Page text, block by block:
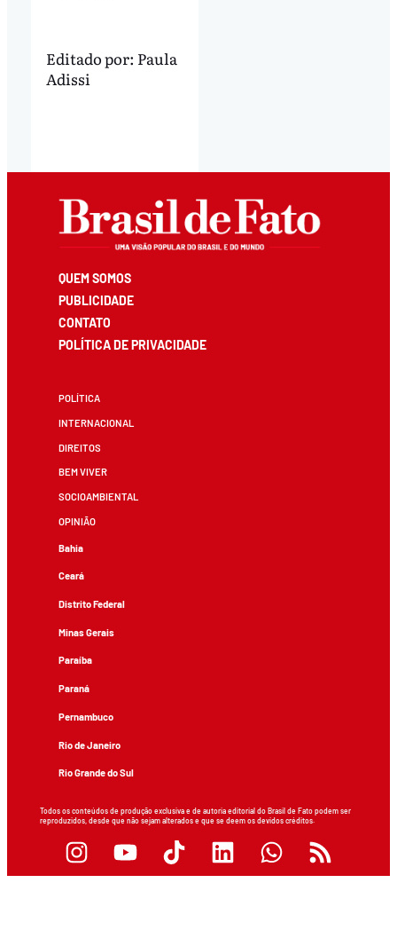
Editado por: Paula
Adissi
QUEM SOMOS
PUBLICIDADE
CONTATO
POLÍTICA DE PRIVACIDADE
POLÍTICA
INTERNACIONAL
DIREITOS
BEM VIVER
SOCIOAMBIENTAL
OPINIÃO
Bahia
Ceará
Distrito Federal
Minas Gerais
Paraíba
Paraná
Pernambuco
Rio de Janeiro
Rio Grande do Sul
Todos os conteúdos de produção exclusiva e de autoria editorial do Brasil de Fato podem ser
reproduzidos, desde que não sejam alterados e que se deem os devidos créditos.